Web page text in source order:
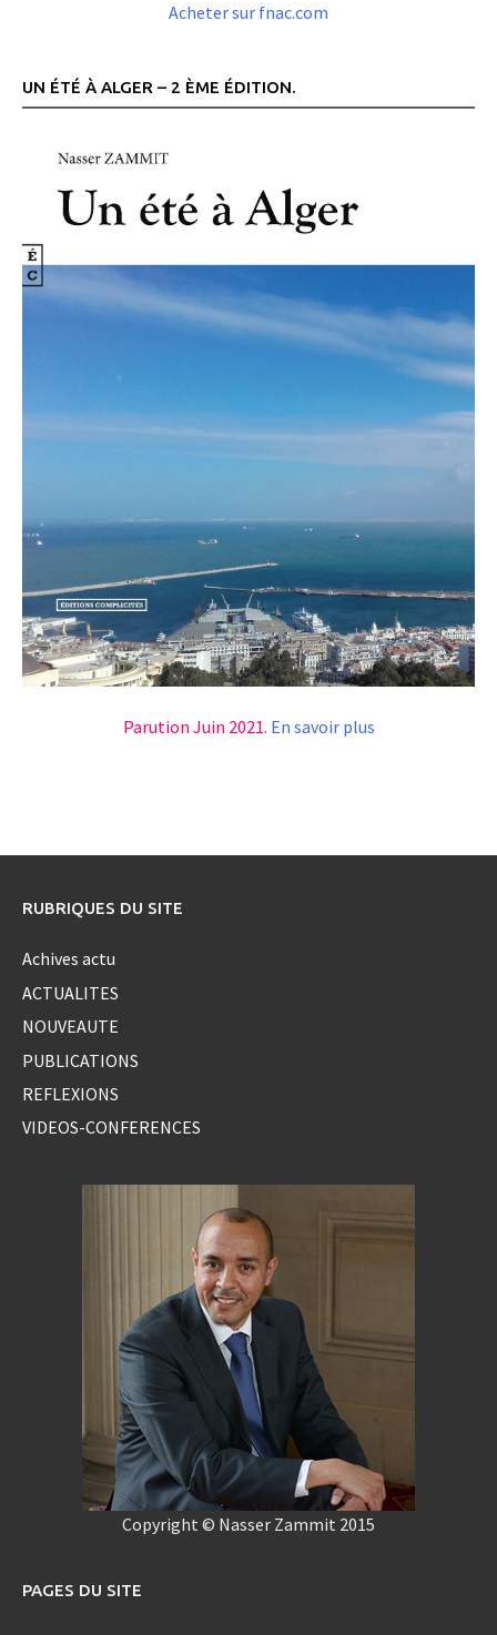
Acheter sur fnac.com
UN ÉTÉ À ALGER – 2 ÈME ÉDITION.
Parution Juin 2021. En savoir plus
RUBRIQUES DU SITE
Achives actu
ACTUALITES
NOUVEAUTE
PUBLICATIONS
REFLEXIONS
VIDEOS-CONFERENCES
Copyright © Nasser Zammit 2015
PAGES DU SITE